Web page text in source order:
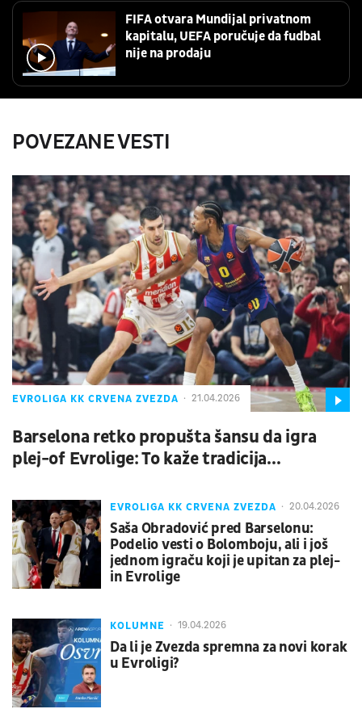
FIFA otvara Mundijal privatnom
kapitalu, UEFA poručuje da fudbal
nije na prodaju
POVEZANE VESTI
EVROLIGA KK CRVENA ZVEZDA 21.04.2026
Barselona retko propušta šansu da igra
plej-of Evrolige: To kaže tradicija...
EVROLIGA KK CRVENA ZVEZDA 20.04.2026
Saša Obradović pred Barselonu:
Podelio vesti o Bolomboju, ali i još
jednom igraču koji je upitan za plej-
in Evrolige
KOLUMNE 19.04.2026
Da li je Zvezda spremna za novi korak
u Evroligi?